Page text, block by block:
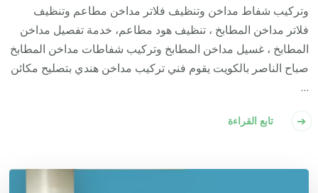
وتركيب شفاط مداخن وتنظيف فلاتر مداخن مطاعم وتنظيف
فلاتر مداخن المطابخ ، تنظيف هود مطاعم، خدمة تفصيل مداخن
المطابخ ، غسيل مداخن المطابخ وتركيب شفاطات مداخن المطابخ
صباح الناصر بالكويت يقوم فني تركيب مداخن هندي بتصليح مكائن
…
تابع القراءة